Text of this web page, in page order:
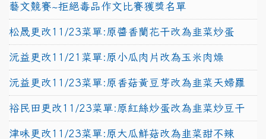
藝文競賽~拒絕毒品作文比賽獲獎名單
松晟更改11/23菜單:原醬香蘭花干改為韭菜炒蛋
沅益更改11/21菜單:原小瓜肉片改為玉米肉燥
沅益更改11/23菜單:原香菇黃豆芽改為韭菜天婦羅
裕民田更改11/23菜單:原紅絲炒蛋改為韭菜炒豆干
津味更改11/23菜單:原大瓜鮮菇改為韭菜甜不辣